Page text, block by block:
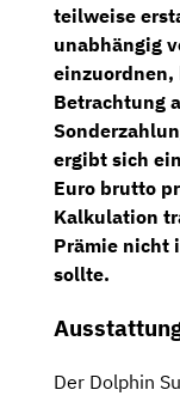
teilweise
unabhängig
Betrachtung
ergibt sich
Euro brutto
Kalkulation
Prämie nicht
sollte.
Der Dolphin